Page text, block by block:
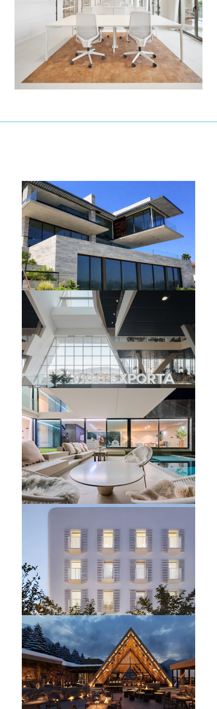
VIVIENDA UNIFAMILIAR
(GARRAF)
En savoir plus
ESTACIÓN VIALIA VIGO – URZAIZ
UNIFAMILIAR #CLARODELUZ
En savoir plus
HOTEL BOUTIQUE VARA DEL REY
(IBIZA)
En savoir plus